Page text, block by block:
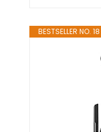
BESTSELLER NO. 18